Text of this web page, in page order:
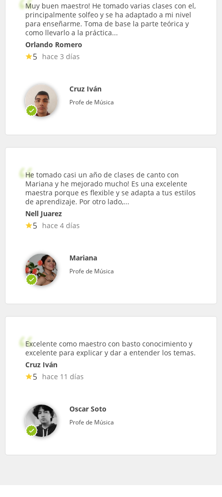
Muy buen maestro! He tomado varias clases con el,
principalmente solfeo y se ha adaptado a mi nivel
para enseñarme. Toma de base la parte teórica y
como llevarlo a la práctica...
Orlando Romero
5 hace 3 días
Cruz Iván
Profe de Música
He tomado casi un año de clases de canto con
Mariana y he mejorado mucho! Es una excelente
maestra porque es flexible y se adapta a tus estilos
de aprendizaje. Por otro lado,...
Nell Juarez
5 hace 4 días
Mariana
Profe de Música
Excelente como maestro con basto conocimiento y
excelente para explicar y dar a entender los temas.
Cruz Iván
5 hace 11 días
Oscar Soto
Profe de Música